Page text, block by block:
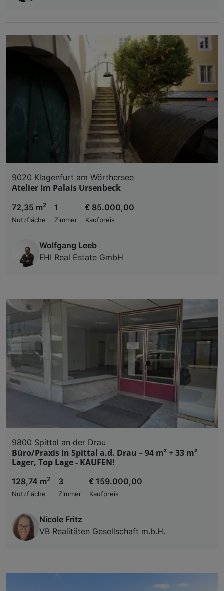
9020 Klagenfurt am Wörthersee
Atelier im Palais Ursenbeck
72,35 m2
Nutzfläche
1
Zimmer
€ 85.000,00
Kaufpreis
Wolfgang Leeb
FHI Real Estate GmbH
9800 Spittal an der Drau
Büro/Praxis in Spittal a.d. Drau – 94 m² + 33 m²
Lager, Top Lage - KAUFEN!
128,74 m2
Nutzfläche
3
Zimmer
€ 159.000,00
Kaufpreis
Nicole Fritz
VB Realitäten Gesellschaft m.b.H.